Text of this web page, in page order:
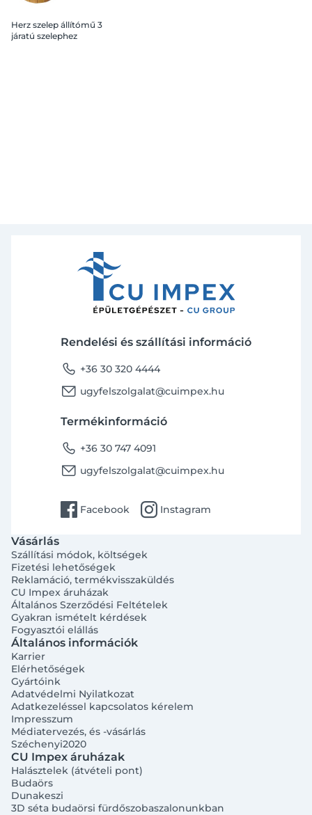
Herz szelep állítómű 3
járatú szelephez
Rendelési és szállítási információ
phone +36 30 320 4444
email ugyfelszolgalat@cuimpex.hu
Termékinformáció
phone +36 30 747 4091
email ugyfelszolgalat@cuimpex.hu
facebook Facebook instagram Instagram
Vásárlás
Szállítási módok, költségek
Fizetési lehetőségek
Reklamáció, termékvisszaküldés
CU Impex áruházak
Általános Szerződési Feltételek
Gyakran ismételt kérdések
Fogyasztói elállás
Általános információk
Karrier
Elérhetőségek
Gyártóink
Adatvédelmi Nyilatkozat
Adatkezeléssel kapcsolatos kérelem
Impresszum
Médiatervezés, és -vásárlás
Széchenyi2020
CU Impex áruházak
Halásztelek (átvételi pont)
Budaörs
Dunakeszi
3D séta budaörsi fürdőszobaszalonunkban